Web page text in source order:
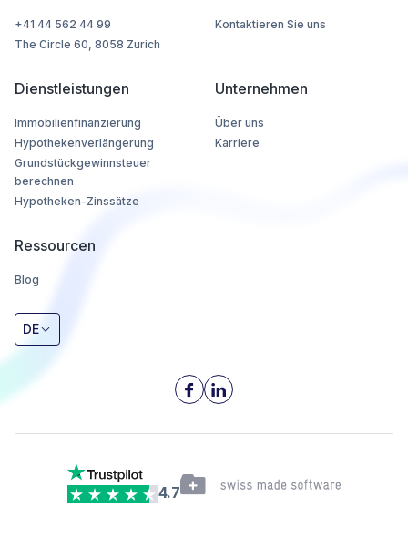
+41 44 562 44 99
The Circle 60, 8058 Zurich
Kontaktieren Sie uns
Dienstleistungen
Immobilienfinanzierung
Hypothekenverlängerung
Grundstückgewinnsteuer
berechnen
Hypotheken-Zinssätze
Unternehmen
Über uns
Karriere
Ressourcen
Blog
DE
4.7